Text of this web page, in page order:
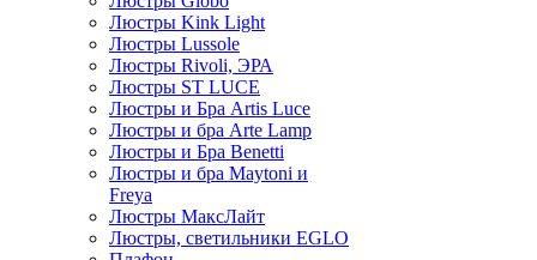
Люстры Kink Light
Люстры Lussole
Люстры Rivoli, ЭРА
Люстры ST LUCE
Люстры и Бра Artis Luce
Люстры и бра Arte Lamp
Люстры и Бра Benetti
Люстры и бра Maytoni и
Freya
Люстры МаксЛайт
Люстры, светильники EGLO